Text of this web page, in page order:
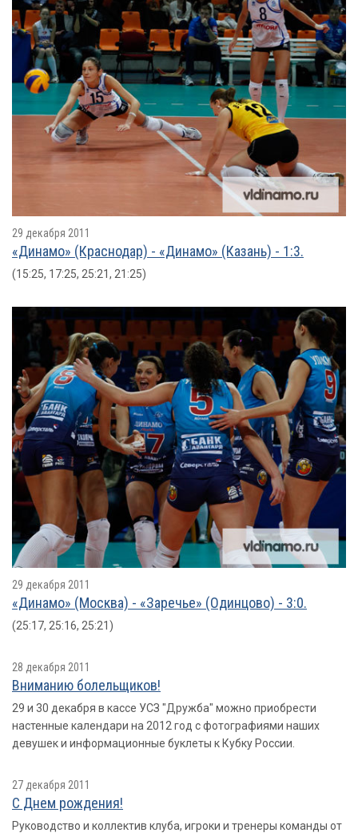
29 декабря 2011
«Динамо» (Краснодар) - «Динамо» (Казань) - 1:3.
(15:25, 17:25, 25:21, 21:25)
29 декабря 2011
«Динамо» (Москва) - «Заречье» (Одинцово) - 3:0.
(25:17, 25:16, 25:21)
28 декабря 2011
Вниманию болельщиков!
29 и 30 декабря в кассе УСЗ "Дружба" можно приобрести
настенные календари на 2012 год с фотографиями наших
девушек и информационные буклеты к Кубку России.
27 декабря 2011
С Днем рождения!
Руководство и коллектив клуба, игроки и тренеры команды от